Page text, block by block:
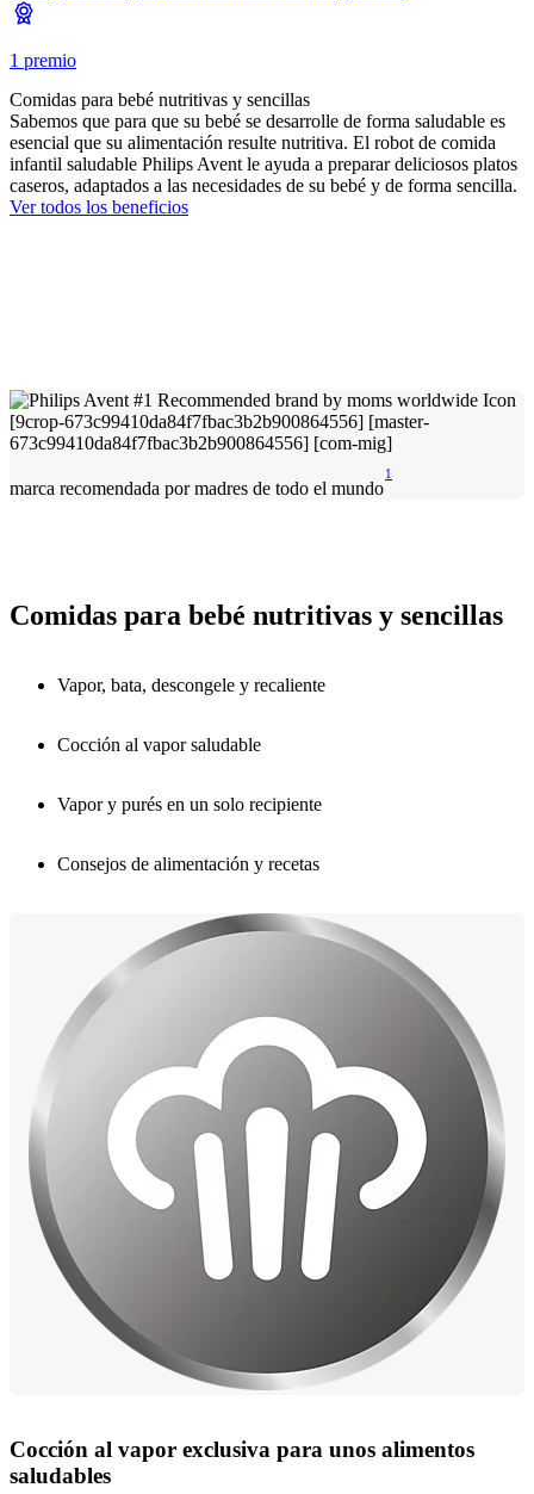
1 premio
Comidas para bebé nutritivas y sencillas
Sabemos que para que su bebé se desarrolle de forma saludable es
esencial que su alimentación resulte nutritiva. El robot de comida
infantil saludable Philips Avent le ayuda a preparar deliciosos platos
caseros, adaptados a las necesidades de su bebé y de forma sencilla.
Ver todos los beneficios
marca recomendada por madres de todo el mundo
1
Comidas para bebé nutritivas y sencillas
Vapor, bata, descongele y recaliente
Cocción al vapor saludable
Vapor y purés en un solo recipiente
Consejos de alimentación y recetas
Cocción al vapor exclusiva para unos alimentos
saludables